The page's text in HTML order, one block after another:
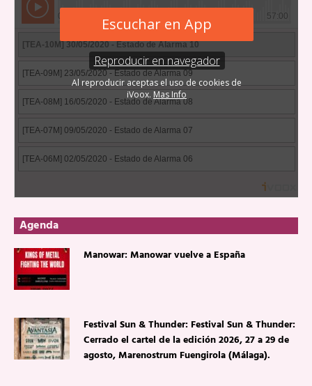
Agenda
Manowar: Manowar vuelve a España
Festival Sun & Thunder: Festival Sun & Thunder:
Cerrado el cartel de la edición 2026, 27 a 29 de
agosto, Marenostrum Fuengirola (Málaga).